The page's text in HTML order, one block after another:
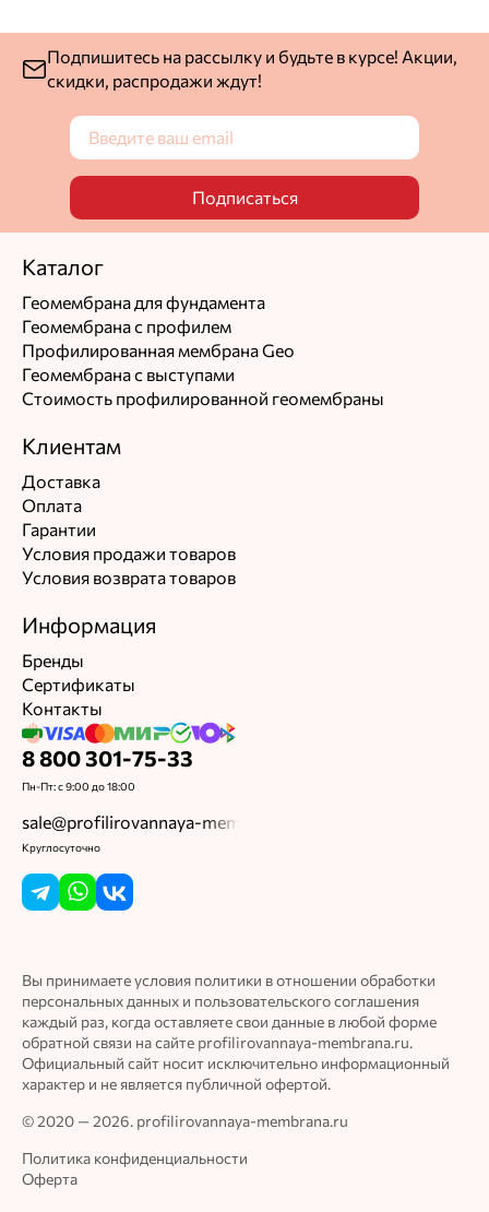
Подпишитесь на рассылку и будьте в курсе! Акции,
скидки, распродажи ждут!
Подписаться
Каталог
Геомембрана для фундамента
Геомембрана с профилем
Профилированная мембрана Geo
Геомембрана с выступами
Стоимость профилированной геомембраны
Клиентам
Доставка
Оплата
Гарантии
Условия продажи товаров
Условия возврата товаров
Информация
Бренды
Сертификаты
Контакты
8 800 301-75-33
Пн-Пт: с 9:00 до 18:00
sale@profilirovannaya-membrana.ru
Круглосуточно
Вы принимаете условия политики в отношении обработки
персональных данных и пользовательского соглашения
каждый раз, когда оставляете свои данные в любой форме
обратной связи на сайте profilirovannaya-membrana.ru.
Официальный сайт носит исключительно информационный
характер и не является публичной офертой.
© 2020 — 2026. profilirovannaya-membrana.ru
Политика конфиденциальности
Оферта